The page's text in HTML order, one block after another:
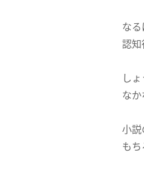
なる
認
し
な
小説
も